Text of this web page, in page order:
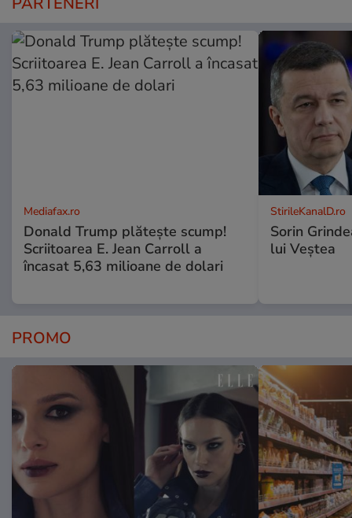
Mediafax.ro
Donald Trump plătește scump!
Scriitoarea E. Jean Carroll a
încasat 5,63 milioane de dolari
StirileKanalD.ro
Sorin
lui Veștea
PROMO